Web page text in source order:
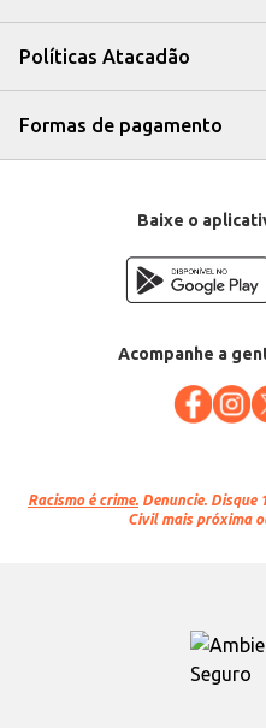
Políticas Atacadão
Formas de pagamento
Baixe o
Acompanhe a
Racismo é crime. Denuncie. Disque
Civil mais próxima